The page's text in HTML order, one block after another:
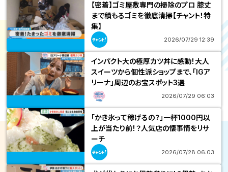
2026/07/29 12:39
【密着】ゴミ屋敷専門の掃除のプロ 膝丈
まで積もるゴミを徹底清掃【チャント！特
集】
2026/07/29 06:03
インパクト大の極厚カツ丼に感動！大人
スイーツから個性派ショップまで、「IGア
リーナ」周辺のお宝スポット3選
2026/07/28 06:03
「かき氷って稼げるの？」一杯1000円以
上が当たり前！？人気店の懐事情をリサ
ーチ